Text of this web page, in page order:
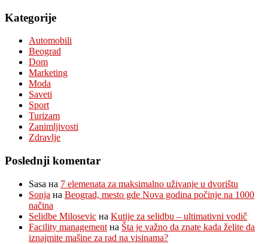
Kategorije
Automobili
Beograd
Dom
Marketing
Moda
Saveti
Sport
Turizam
Zanimljivosti
Zdravlje
Poslednji komentar
Sasa на 7 elemenata za maksimalno uživanje u dvorištu
Sonja на Beograd, mesto gde Nova godina počinje na 1000
načina
Selidbe Milosevic на Kutije za selidbu – ultimativni vodič
Facility management на Šta je važno da znate kada želite da
iznajmite mašine za rad na visinama?